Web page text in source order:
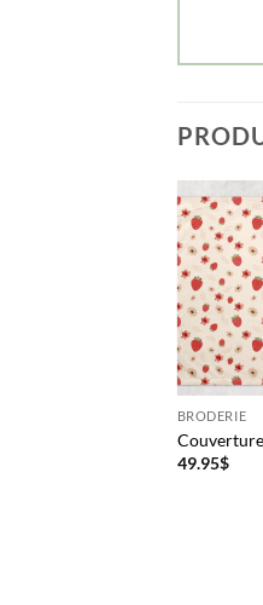
BRODERIE
49.95$